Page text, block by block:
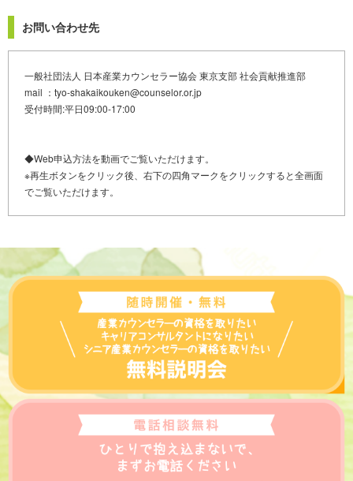
お問い合わせ先
一般社団法人 日本産業カウンセラー協会 東京支部 社会貢献推進部
mail ：tyo-shakaikouken@counselor.or.jp
受付時間:平日09:00-17:00
◆Web申込方法を動画でご覧いただけます。
※再生ボタンをクリック後、右下の四角マークをクリックすると全画面
でご覧いただけます。